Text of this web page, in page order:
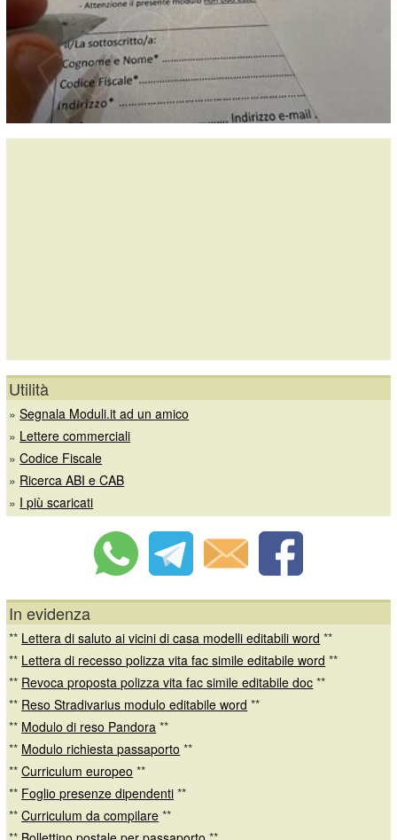
Utilità
»Segnala Moduli.it ad un amico
» Lettere commerciali
»Codice Fiscale
» Ricerca ABI e CAB
» I più scaricati
In evidenza
** Lettera di saluto ai vicini di casa modelli editabili word **
** Lettera di recesso polizza vita fac simile editabile word **
** Revoca proposta polizza vita fac simile editabile doc **
** Reso Stradivarius modulo editabile word **
** Modulo di reso Pandora **
** Modulo richiesta passaporto **
**Curriculum europeo **
** Foglio presenze dipendenti **
**Curriculum da compilare **